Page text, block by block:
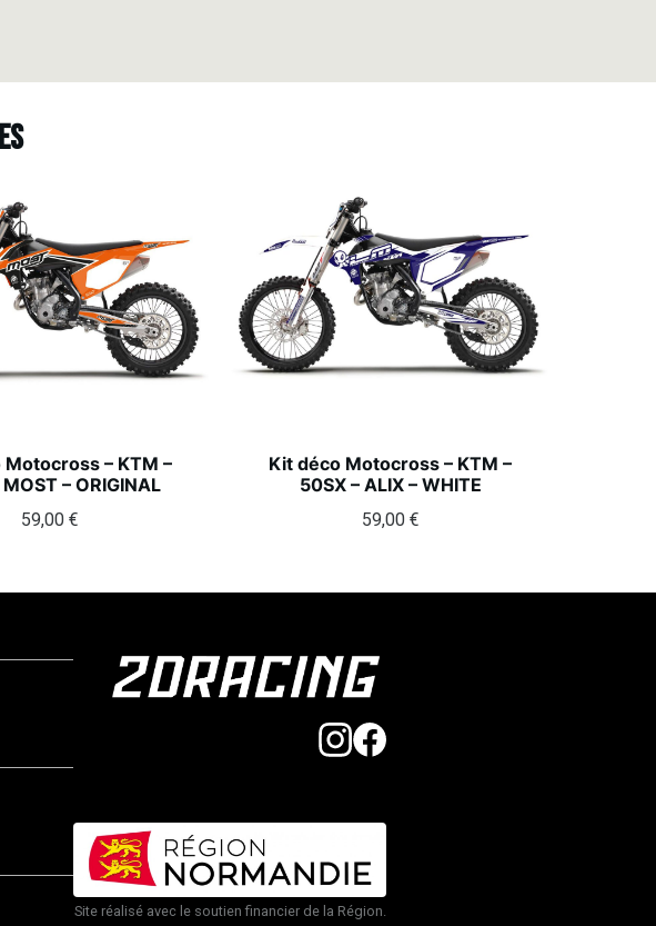
– KTM –
– ORIGINAL
59,00€
Kit déco Motocross – KTM –
50SX – ALIX – WHITE
59,00 €
Site réalisé avec le soutien financier de la Région.